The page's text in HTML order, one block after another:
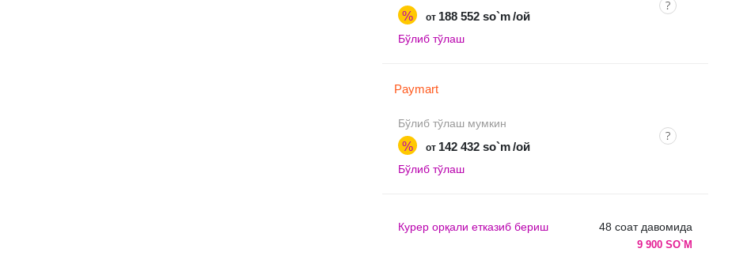
% от 188 552 so`m /ой
Бўлиб тўлаш
Paymart
Бўлиб тўлаш мумкин
% от 142 432 so`m /ой
Бўлиб тўлаш
Курер орқали етказиб бериш 48 соат давомида
9 900 SO`M